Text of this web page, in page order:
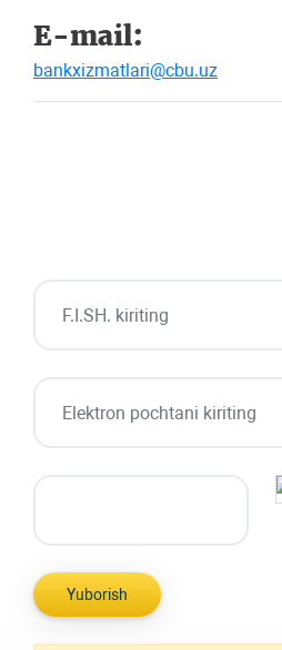
E-mail:
bankxizmatlari@cbu.uz